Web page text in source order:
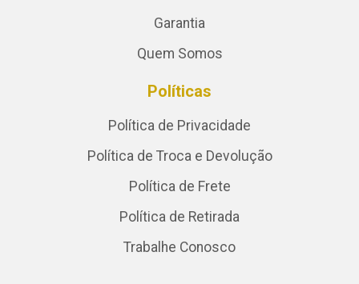
Garantia
Quem Somos
Políticas
Política de Privacidade
Política de Troca e Devolução
Política de Frete
Política de Retirada
Trabalhe Conosco